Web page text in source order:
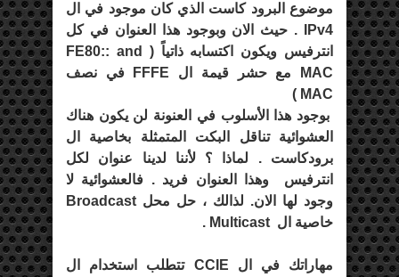
موضوع البرود كاست الذي كان موجود في ال
IPv4 . حيث الان وبوجود هذا العنوان في كل
انترفيس ويكون اكتسابه ذاتياً ( FE80:: and
MAC مع حشر قيمة ال FFFE في نصف
MAC )
بوجود هذا الأسلوب في العنونة لن يكون هناك
العشوائية تناقل البكت المتمثلة بخاصية ال
برودكاست . لماذا ؟ لأننا لدينا عنوان لكل
انترفيس وهذا العنوان فريد . فالعشوائية لا
وجود لها الان. لذالك ، حل محل Broadcast
خاصية ال Multicast .
مهاراتك في ال CCIE تتطلب استخدام ال